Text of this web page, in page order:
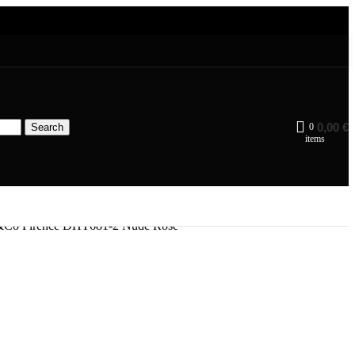
Search
0
items
0,00 €
Firence DHT681-2 Nude Rose